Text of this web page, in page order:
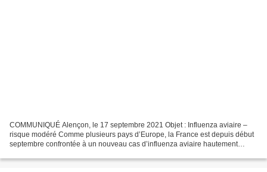
COMMUNIQUÉ Alençon, le 17 septembre 2021 Objet : Influenza aviaire –
risque modéré Comme plusieurs pays d’Europe, la France est depuis début
septembre confrontée à un nouveau cas d’influenza aviaire hautement